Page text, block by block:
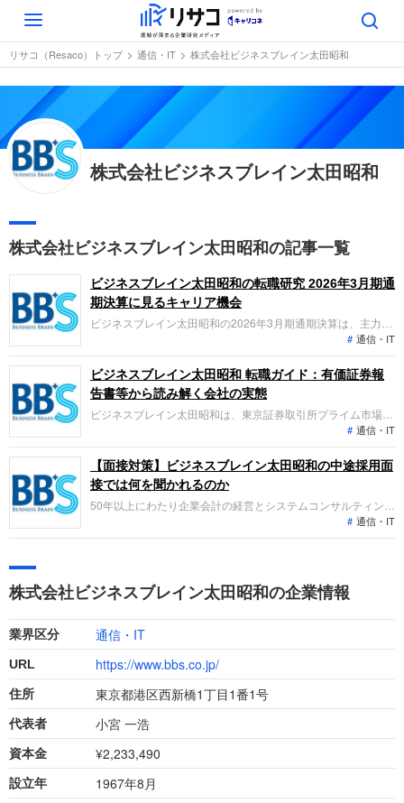
Toggle
navigation
リサコ（Resaco）トップ 通信・IT 株式会社ビジネスブレイン太田昭和
株式会社ビジネスブレイン太田昭和
株式会社ビジネスブレイン太田昭和の記事一覧
ビジネスブレイン太田昭和の転職研究 2026年3月期通
期決算に見るキャリア機会
ビジネスブレイン太田昭和の2026年3月期通期決算は、主力事
業が牽引し増収増益と堅調に推移する一方、AI活用型ビジネス
への転換に向けた先行投資を加速しています。「なぜ今ビジネ
スブレイン太田昭和なのか？」「転職希望者がどの事業で、ど
んな役割を担えるのか」を整理します。
通信・IT
ビジネスブレイン太田昭和 転職ガイド：有価証券報
告書等から読み解く会社の実態
ビジネスブレイン太田昭和は、東京証券取引所プライム市場に
上場する企業です。主に経営会計コンサルティングやシステム
開発、BPO、マネージドサービスを展開しています。業績トレ
ンドとしては、コンサルティングやBPO事業の伸長により、直
近の売上収益および各種利益は順調に増加し増収増益の傾向に
あります。
通信・IT
【面接対策】ビジネスブレイン太田昭和の中途採用面
接では何を聞かれるのか
50年以上にわたり企業会計の経営とシステムコンサルティング
を行うビジネスブレイン太田昭和への転職。採用面接は新卒の
場合と違い、これまでの仕事への取り組み方や成果を具体的に
れるので事前に対策をすすめましょう。
通信・IT
株式会社ビジネスブレイン太田昭和の企業情報
業界区分 通信・IT
URL https://www.bbs.co.jp/
住所 東京都港区西新橋1丁目1番1号
代表者 小宮 一浩
資本金 ¥2,233,490
設立年 1967年8月